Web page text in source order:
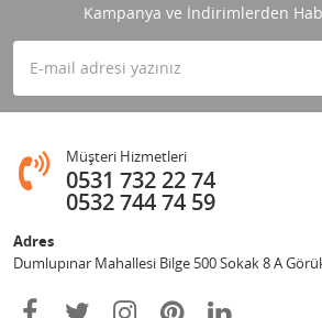
Kampanya ve İndirimlerden
Müşteri Hizmetleri
0531 732 22 74
0532 744 74 59
Adres
Dumlupınar Mahallesi Bilge 500 Sokak 8 A